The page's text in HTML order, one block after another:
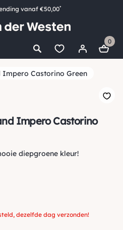
vanaf €50,00*
later met Klarna
artikelen op voorraad
0
Impero Castorino
diepgroene kleur!
dezelfde dag verzonden!